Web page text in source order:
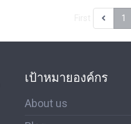
1
เป้าหมายองค์กร
About us